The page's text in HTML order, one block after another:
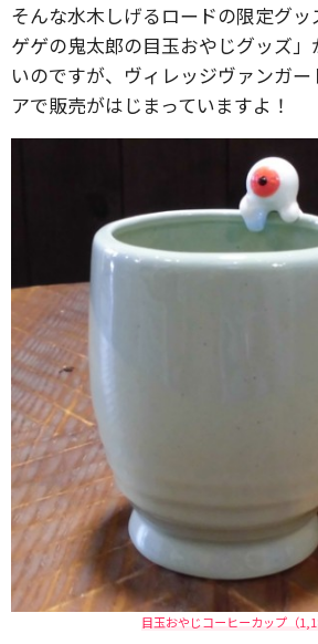
そんな水木しげるロードの限定グ
ゲゲの鬼太郎の目玉おやじグッズ
いのですが、ヴィレッジヴァンガ
アで販売がはじまっていますよ！
目玉おやじコーヒーカップ（